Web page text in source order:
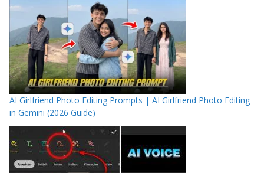
AI Girlfriend Photo Editing Prompts | AI Girlfriend Photo Editing
in Gemini (2026 Guide)